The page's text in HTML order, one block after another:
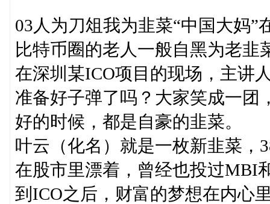
03人为刀俎我为韭菜“中国大妈”
比特币圈的老人一般自黑为老
在深圳某ICO项目的现场，主讲
准备好子弹了吗？大家笑成一团
好的时候，都是自豪的韭菜。
叶云（化名）就是一枚新韭菜，
在股市里漂着，曾经也投过MBI
到ICO之后，财富的梦想在内心